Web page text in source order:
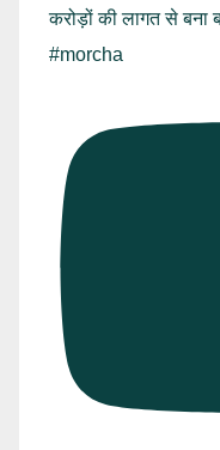
करोड़ों की लागत से
#morcha